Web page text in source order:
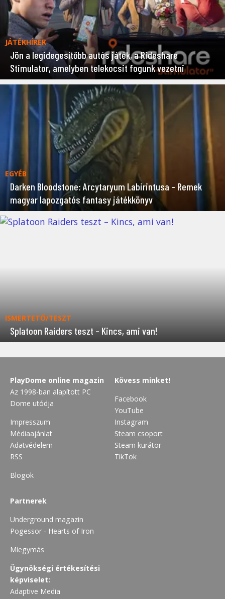
JÁTÉKHÍREK
Jön a legidegesítőbb autós játék, a Rideshare
Stimulator, amelyben telekocsit fogunk vezetni
EGYÉB
Darken Bloodstone: Arcytaryum Labirintusa – Remek
magyar lapozgatós fantasy játékkönyv
ISMERTETŐ/TESZT
Splatoon Raiders teszt – Kincs, ami van!
PlayDome online magazin
Az 1998-ban alapított PC
Dome utódja
Impresszum
Médiaajánlat
Adatvédelem
RSS
Blogok
Kövess minket!
Facebook
YouTube
Instagram
Steam csoport
Steam kurátor
TikTok
Partnerek
Underground magazin
Pogessor - Hearts of Iron
Miegymás
Ügynökségi értékesítési
képviselet:
Adaptive Media